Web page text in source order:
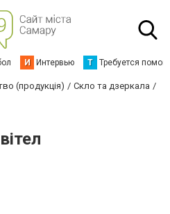
И Интервью Т Требуется
(продукція)
Скло та дзеркала